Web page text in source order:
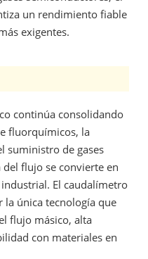
un rendimiento fiable
exigentes.
continúa consolidando
fluorquímicos, la
suministro de gases
flujo se convierte en
El caudalímetro
la única tecnología que
flujo másico, alta
con materiales en